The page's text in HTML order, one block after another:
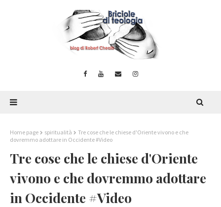
Home page spiritualità
Tre cose che le chiese d'Oriente vivono e che
dovremmo adottare in Occidente #Video
Tre cose che le chiese d'Oriente
vivono e che dovremmo adottare
in Occidente #Video